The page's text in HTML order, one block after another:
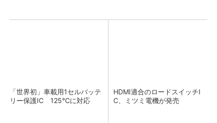
「世界初」車載用1セルバッテ
リー保護IC 125℃に対応
HDMI適合のロードスイッチI
C、ミツミ電機が発売